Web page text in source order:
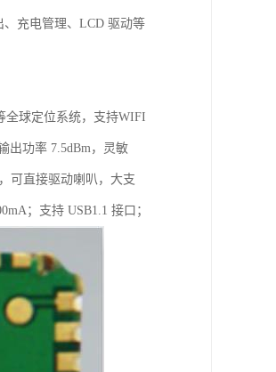
、充电管理、LCD 驱动等
全球定位系统，支持WIFI
出功率 7.5dBm，灵敏
可直接驱动喇叭，大支
；支持 USB1.1 接口；